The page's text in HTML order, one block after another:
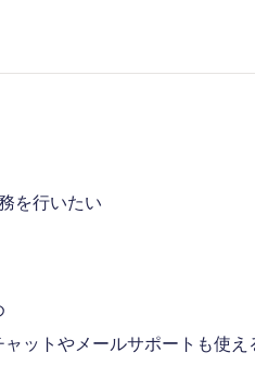
を行いたい
ットやメールサポートも使え